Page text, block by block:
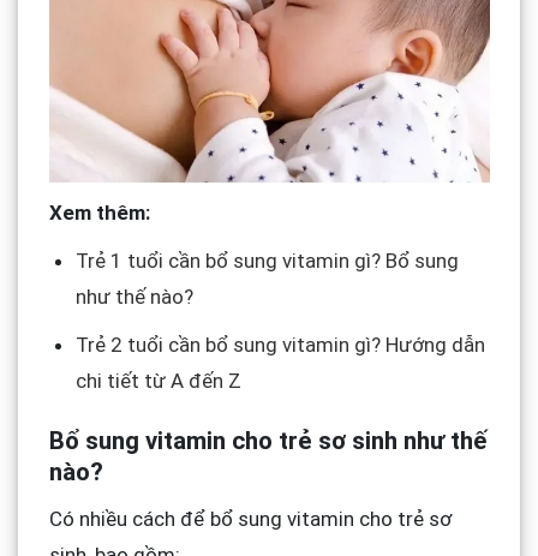
Xem thêm:
Trẻ 1 tuổi cần bổ sung vitamin gì? Bổ sung
như thế nào?
Trẻ 2 tuổi cần bổ sung vitamin gì? Hướng dẫn
chi tiết từ A đến Z
Bổ sung vitamin cho trẻ sơ sinh như thế
nào?
Có nhiều cách để bổ sung vitamin cho trẻ sơ